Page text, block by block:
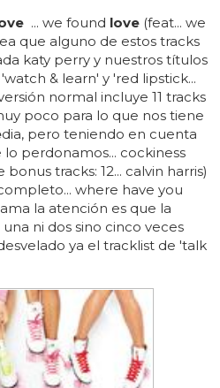
... we found love (feat... we
que alguno de estos tracks
katy perry y nuestros títulos
& learn' y 'red lipstick...
normal incluye 11 tracks
poco para lo que nos tiene
dia, pero teniendo en cuenta
perdonamos... cockiness
tracks: 12... calvin harris)
where have you
la atención es que la
ni dos sino cinco veces
ya el tracklist de 'talk